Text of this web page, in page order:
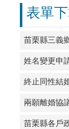
表單
苗栗縣三義
姓名變更申
終止同性結
兩願離婚協
苗栗縣各戶